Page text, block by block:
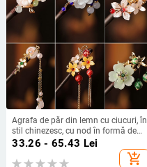
Agrafa de păr din lemn cu ciucuri, în
stil chinezesc, cu nod în formă de
fundă, ambalată individual, pentru
33.26 - 65.43 Lei
add_shopping_cart